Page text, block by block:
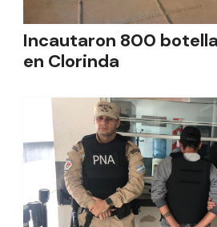
Incautaron 800
en Clorinda